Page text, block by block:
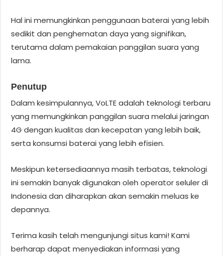
Hal ini memungkinkan penggunaan baterai yang lebih
sedikit dan penghematan daya yang signifikan,
terutama dalam pemakaian panggilan suara yang
lama.
Penutup
Dalam kesimpulannya, VoLTE adalah teknologi terbaru
yang memungkinkan panggilan suara melalui jaringan
4G dengan kualitas dan kecepatan yang lebih baik,
serta konsumsi baterai yang lebih efisien.
Meskipun ketersediaannya masih terbatas, teknologi
ini semakin banyak digunakan oleh operator seluler di
Indonesia dan diharapkan akan semakin meluas ke
depannya.
Terima kasih telah mengunjungi situs kami! Kami
berharap dapat menyediakan informasi yang